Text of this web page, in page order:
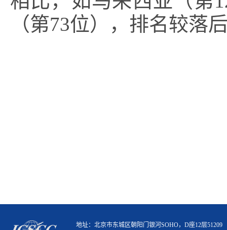
（第73位），排名较落
地址：北京市东城区朝阳门银河SOHO，D座12层51209